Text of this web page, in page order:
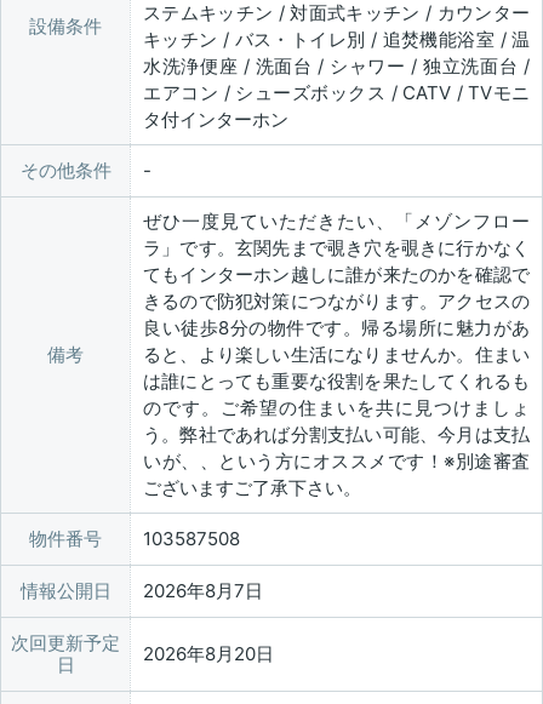
設備条件
ステムキッチン / 対面式キッチン / カウンター
キッチン / バス・トイレ別 / 追焚機能浴室 / 温
水洗浄便座 / 洗面台 / シャワー / 独立洗面台 /
エアコン / シューズボックス / CATV / TVモニ
タ付インターホン
その他条件
備考
ぜひ一度見ていただきたい、「メゾンフロー
ラ」です。玄関先まで覗き穴を覗きに行かなく
てもインターホン越しに誰が来たのかを確認で
きるので防犯対策につながります。アクセスの
良い徒歩8分の物件です。帰る場所に魅力があ
ると、より楽しい生活になりませんか。住まい
は誰にとっても重要な役割を果たしてくれるも
のです。ご希望の住まいを共に見つけましょ
う。弊社であれば分割支払い可能、今月は支払
いが、、という方にオススメです！※別途審査
ございますご了承下さい。
物件番号 103587508
情報公開日 2026年8月7日
次回更新予定
日
2026年8月20日